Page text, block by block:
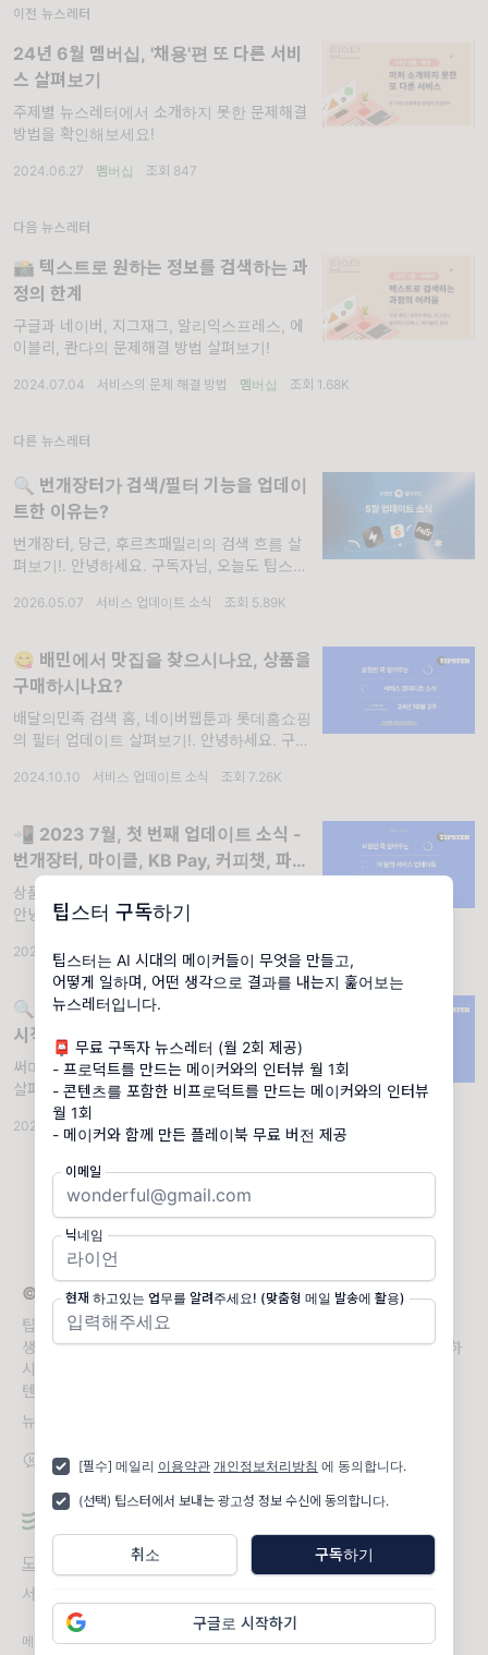
팁스터 구독하기
팁스터는 AI 시대의 메이커들이 무엇을 만들고,
어떻게 일하며, 어떤 생각으로 결과를 내는지 훑어보는
뉴스레터입니다.
📮 무료 구독자 뉴스레터 (월 2회 제공)
- 프로덕트를 만드는 메이커와의 인터뷰 월 1회
- 콘텐츠를 포함한 비프로덕트를 만드는 메이커와의 인터뷰
월 1회
- 메이커와 함께 만든 플레이북 무료 버전 제공
이메일
닉네임
현재 하고있는 업무를 알려주세요! (맞춤형 메일 발송에 활용)
[필수] 메일리 이용약관 개인정보처리방침 에 동의합니다.
(선택) 팁스터에서 보내는 광고성 정보 수신에 동의합니다.
구독하기
취소
구글로 시작하기
이전 뉴스레터
24년 6월 멤버십, '채용'편 또 다른 서비
스 살펴보기
주제별 뉴스레터에서 소개하지 못한 문제해결
방법을 확인해보세요!
2024.06.27 멤버십 조회 847
다음 뉴스레터
📸 텍스트로 원하는 정보를 검색하는 과
정의 한계
구글과 네이버, 지그재그, 알리익스프레스, 에
이블리, 콴다의 문제해결 방법 살펴보기!
2024.07.04 서비스의 문제 해결 방법 멤버십 조회 1.68K
다른 뉴스레터
🔍 번개장터가 검색/필터 기능을 업데이
트한 이유는?
번개장터, 당근, 후르츠패밀리의 검색 흐름 살
펴보기!. 안녕하세요. 구독자님, 오늘도 팁스터
년 다섯 번째 업데이트 소식에서는 번개장터,
2026.05.07 서비스 업데이트 소식 조회 5.89K
😋 배민에서 맛집을 찾으시나요, 상품을
구매하시나요?
배달의민족 검색 홈, 네이버웹툰과 롯데홈쇼핑
의 필터 업데이트 살펴보기!. 안녕하세요. 구독
감사합니다. 이번 업데이트 소식에서는 배달의
트 사례를 살펴보실 수
2024.10.10 서비스 업데이트 소식 조회 7.26K
📲 2023 7월, 첫 번째 업데이트 소식 -
번개장터, 마이클, KB Pay, 커피챗, 파라
바라
상품 등록, 체크인, 장소 예약, 친구 초대 기능.
안녕하세요. 구독자님, 오늘도 팁스터 뉴스레터
데이트 소식에서는 번개장터, 마이클, KB Pay,
커피챗, 파라바라 서비스의 업데
2023.07.06 · 서비스 업데이트 소식 · 조회 9.8K · 댓글 2
🔍 위시버킷은 왜 유사 상품을 추천하기
시작했을까?
써머리, 무신사 그리고 위시버킷 업데이트 소식
살펴보기! . 안녕하세요. 구독자님, 오늘도 팁스
터 뉴스레터와 함께 해주셔서 감사합니다. 11
월 두 번째 업데이트 소식에서는 써머리, 무신
2023.11.23 서비스 업데이트 소식 · 조회 7.72K
© 2026 팁스터 뉴스레터
팁스터는 AI 시대의 메이커들이 무엇을 만들고, 어떻게 일하며, 어떤
생각으로 결과를 내는지 훑어보는 뉴스레터입니다. 구독하기를 클릭하
시면 발행 내용을 더 자세히 확인하실 수 있어요.😉 📮 더 다양한 콘
텐츠 및 광고 문의 : https://litt.ly/tipster
뉴스레터 문의
도움말
오류 및 기능 관련 제보
서비스 이용 문의
메일리 사업자 정보